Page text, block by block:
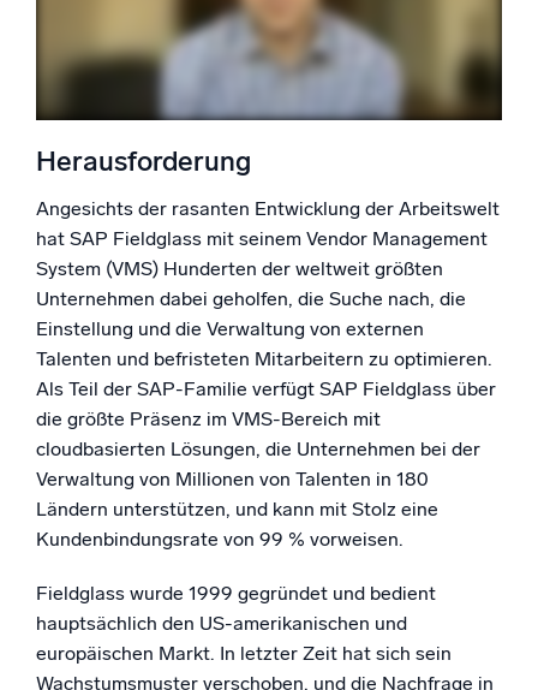
Herausforderung
Angesichts der rasanten Entwicklung der Arbeitswelt
hat SAP Fieldglass mit seinem Vendor Management
System (VMS) Hunderten der weltweit größten
Unternehmen dabei geholfen, die Suche nach, die
Einstellung und die Verwaltung von externen
Talenten und befristeten Mitarbeitern zu optimieren.
Als Teil der SAP-Familie verfügt SAP Fieldglass über
die größte Präsenz im VMS-Bereich mit
cloudbasierten Lösungen, die Unternehmen bei der
Verwaltung von Millionen von Talenten in 180
Ländern unterstützen, und kann mit Stolz eine
Kundenbindungsrate von 99 % vorweisen.
Fieldglass wurde 1999 gegründet und bedient
hauptsächlich den US-amerikanischen und
europäischen Markt. In letzter Zeit hat sich sein
Wachstumsmuster verschoben, und die Nachfrage in